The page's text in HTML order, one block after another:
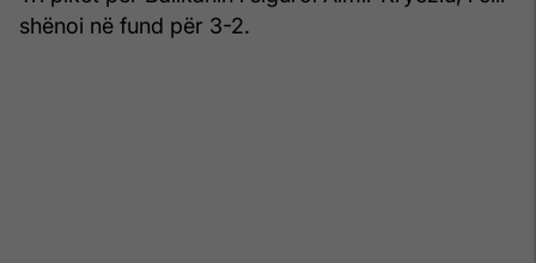
shënoi në fund për 3-2.